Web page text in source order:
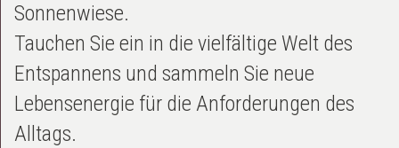
Sonnenwiese.
Tauchen Sie ein in die vielfältige Welt des
Entspannens und sammeln Sie neue
Lebensenergie für die Anforderungen des
Alltags.